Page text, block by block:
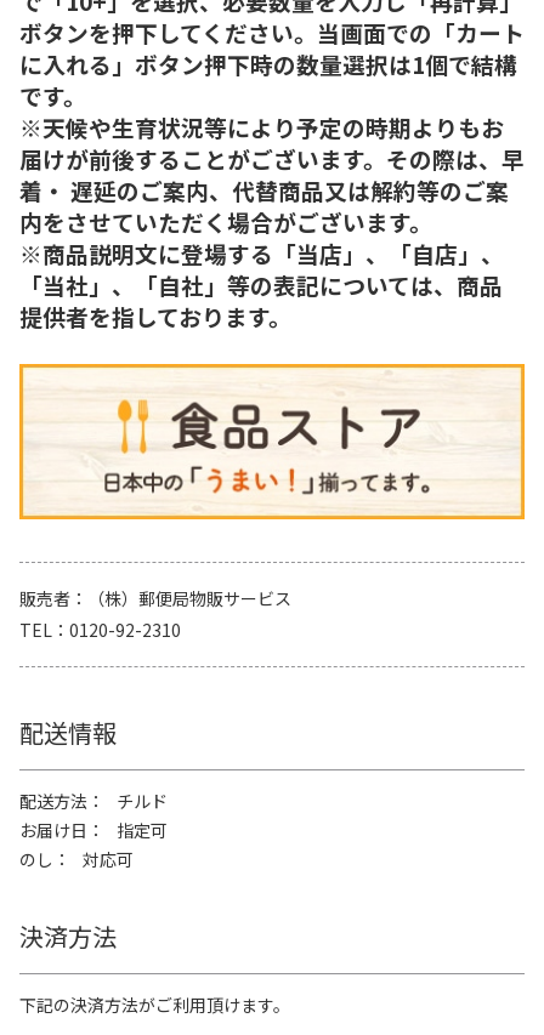
ボタンを押下してください。当画面での「カート
に入れる」ボタン押下時の数量選択は1個で結構
です。
※天候や生育状況等により予定の時期よりもお
届けが前後することがございます。その際は、早
着・ 遅延のご案内、代替商品又は解約等のご案
内をさせていただく場合がございます。
※商品説明文に登場する「当店」、「自店」、
「当社」、「自社」等の表記については、商品
提供者を指しております。
販売者
（株）郵便局物販サービス
TEL
0120-92-2310
配送情報
配送方法
チルド
お届け日
指定可
のし
対応可
決済方法
下記の決済方法がご利用頂けます。